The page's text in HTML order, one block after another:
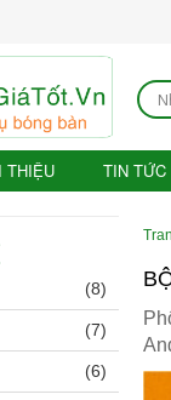
THIỆU TIN TỨC
(8)
(7)
(6)